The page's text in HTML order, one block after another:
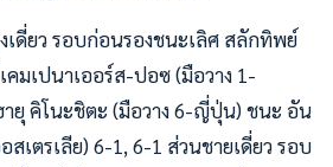
ดี่ยว รอบก่อนรองชนะเลิศ สลักทิพย์
มเปนาเออร์ส-ปอซ (มือวาง 1-
ายุ คิโนะชิตะ (มือวาง 6-ญี่ปุ่น) ชนะ อัน
สเตรเลีย) 6-1, 6-1 ส่วนชายเดี่ยว รอบ